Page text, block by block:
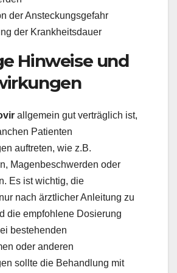
der Ansteckungsgefahr
der Krankheitsdauer
Hinweise und
allgemein gut verträglich ist,
Patienten
auftreten, wie z.B.
Magenbeschwerden oder
Es ist wichtig, die
nach ärztlicher Anleitung zu
die empfohlene Dosierung
bestehenden
oder anderen
sollte die Behandlung mit